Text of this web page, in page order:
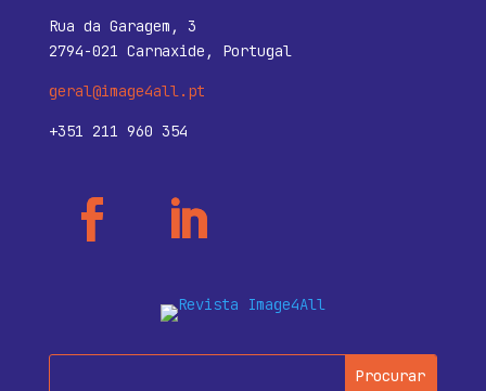
Rua da Garagem, 3
2794-021 Carnaxide, Portugal
geral@image4all.pt
+351 211 960 354